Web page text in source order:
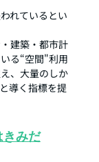
れているとい
建築・都市計
る“空間"利用
、大量のしか
導く指標を提
きみだ